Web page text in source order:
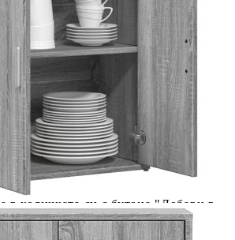
institution
€73.00
from credit institutions
е с информационна цел.
в количката си с бутона "Добави в
ще можете да изберете броя
informativ. Adăugați produsul în
unde veți putea selecta detaliile
е с информационна цел.
в количката си с бутона "Добави в
ще можете да изберете броя